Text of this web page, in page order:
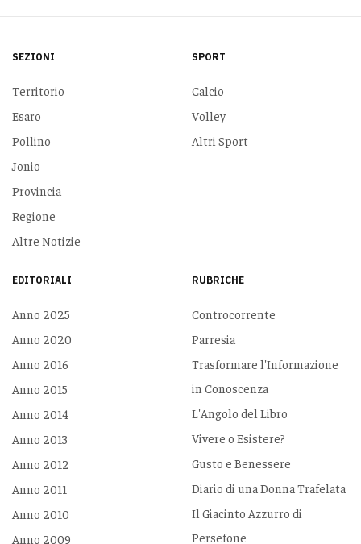
SEZIONI
Territorio
Esaro
Pollino
Jonio
Provincia
Regione
Altre Notizie
SPORT
Calcio
Volley
Altri Sport
EDITORIALI
Anno 2025
Anno 2020
Anno 2016
Anno 2015
Anno 2014
Anno 2013
Anno 2012
Anno 2011
Anno 2010
Anno 2009
RUBRICHE
Controcorrente
Parresia
Trasformare l'Informazione
in Conoscenza
L'Angolo del Libro
Vivere o Esistere?
Gusto e Benessere
Diario di una Donna Trafelata
Il Giacinto Azzurro di
Persefone